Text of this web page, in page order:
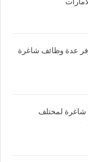
عدة وظائف شاغرة
شاغرة لمختلف